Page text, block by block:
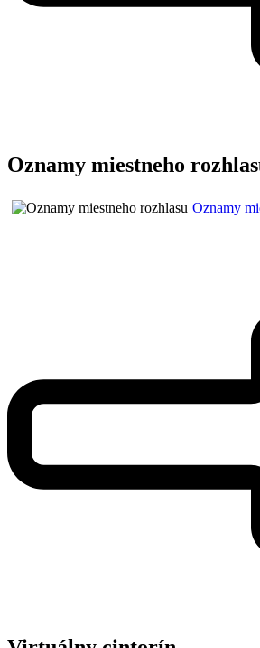
Oznamy miestneho
Oznamy